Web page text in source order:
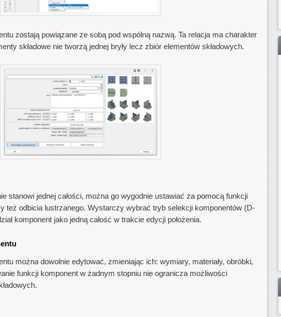
zostają powiązane ze sobą pod wspólną nazwą. Ta relacja ma charakter
składowe nie tworzą jednej bryły lecz zbiór elementów składowych.
stanowi jednej całości, można go wygodnie ustawiać za pomocą funkcji
też odbicia lustrzanego. Wystarczy wybrać tryb selekcji komponentów (D-
komponent jako jedną całość w trakcie edycji położenia.
można dowolnie edytować, zmieniając ich: wymiary, materiały, obróbki,
funkcji komponent w żadnym stopniu nie ogranicza możliwości